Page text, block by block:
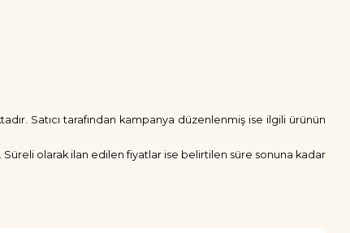
Satıcı tarafından kampanya düzenlenmiş ise ilgili ürünün
olarak ilan edilen fiyatlar ise belirtilen süre sonuna kadar